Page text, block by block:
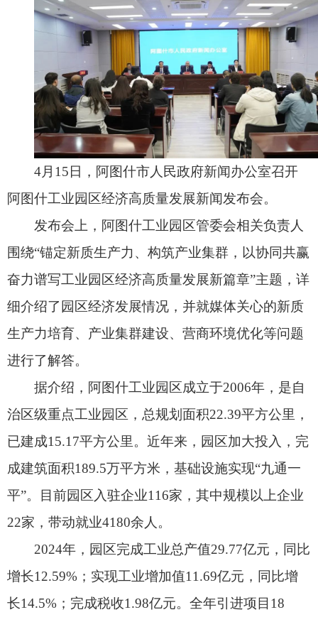
4月15日，阿图什市人民政府新闻办公室召开
阿图什工业园区经济高质量发展新闻发布会。
发布会上，阿图什工业园区管委会相关负责人
围绕“锚定新质生产力、构筑产业集群，以协同共赢
奋力谱写工业园区经济高质量发展新篇章”主题，详
细介绍了园区经济发展情况，并就媒体关心的新质
生产力培育、产业集群建设、营商环境优化等问题
进行了解答。
已建成15.17平方公里。近年来，园区加大投入，完
成建筑面积189.5万平方米，基础设施实现“九通一
平”。目前园区入驻企业116家，其中规模以上企业
22家，带动就业4180余人。
长14.5%；完成税收1.98亿元。全年引进项目18
个，到位资金12.67亿元。2025年预计工业总产值将
突破32.75亿元，增速达10%。
阿图什工业园区管委会主任阿地里江·吐拉洪
作会议精神，坚持需求导向，牢牢把握‘创新驱动、
转型升级’战略，以提高发展质量和效益为中心，聚
焦锚定新质生产力、构筑产业集群，以协同共赢，
奋力谱写工业园区经济高质量发展新篇章。”（全媒